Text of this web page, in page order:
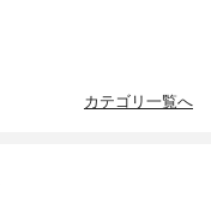
カテゴリ一覧へ